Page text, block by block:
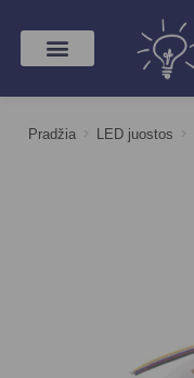
Pradžia > LED juostos >